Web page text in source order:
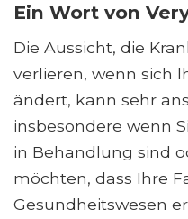
Ein Wort von
Die Aussicht, die
verlieren, wenn sich
ändert, kann sehr
insbesondere wenn
in Behandlung sind
möchten, dass Ihre
Gesundheitswesen